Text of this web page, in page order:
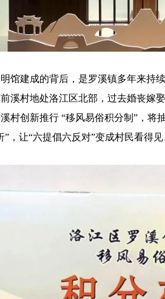
建成的背后，是罗溪镇多年来持续
溪村地处洛江区北部，过去婚丧嫁
村创新推行 “移风易俗积分制”，将
”，让“六提倡六反对”变成村民看得见